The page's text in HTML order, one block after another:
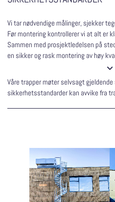
Vi tar nødvendige målinger, sjekker
Før montering kontrollerer vi at alt er
Sammen med prosjektledelsen på
en sikker og rask montering av høy

Våre trapper møter selvsagt
sikkerhetsstandarder kan avvike fra